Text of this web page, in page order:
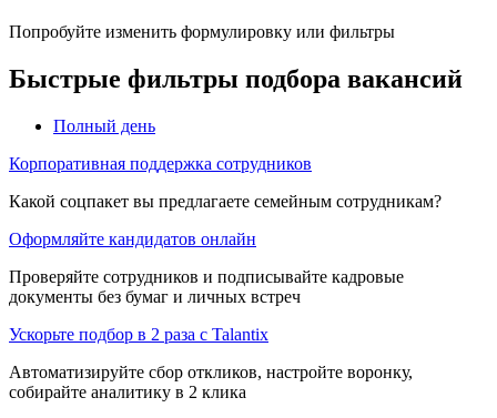
Попробуйте изменить формулировку или фильтры
Быстрые фильтры подбора вакансий
Полный день
Корпоративная поддержка сотрудников
Какой соцпакет вы предлагаете семейным сотрудникам?
Оформляйте кандидатов онлайн
Проверяйте сотрудников и подписывайте кадровые
документы без бумаг и личных встреч
Ускорьте подбор в 2 раза с Talantix
Автоматизируйте сбор откликов, настройте воронку,
собирайте аналитику в 2 клика